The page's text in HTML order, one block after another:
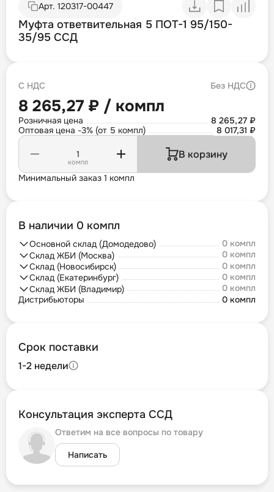
Арт. 120317-00447
Муфта ответвительная 5 ПОТ-1 95/150-
35/95 ССД
С НДС Без НДС
8 265,27 ₽ / компл
Розничная цена
8 265,27 ₽
Оптовая цена -3% (от 5 компл)
8 017,31 ₽
компл
В корзину
Минимальный заказ 1 компл
В наличии 0 компл
Основной склад (Домодедово)
0 компл
Склад ЖБИ (Москва)
0 компл
Склад (Новосибирск)
0 компл
Склад (Екатеринбург)
0 компл
Склад ЖБИ (Владимир)
0 компл
Дистрибьюторы
0 компл
Срок поставки
1-2 недели
Консультация эксперта ССД
Ответим на все вопросы по товару
Написать